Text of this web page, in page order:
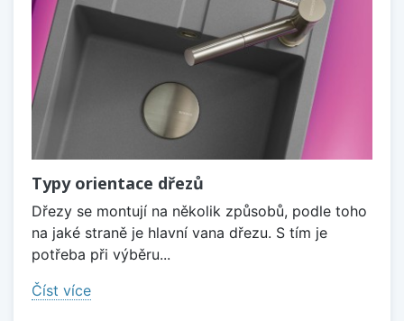
Typy orientace dřezů
Dřezy se montují na několik způsobů, podle toho
na jaké straně je hlavní vana dřezu. S tím je
potřeba při výběru...
Číst více